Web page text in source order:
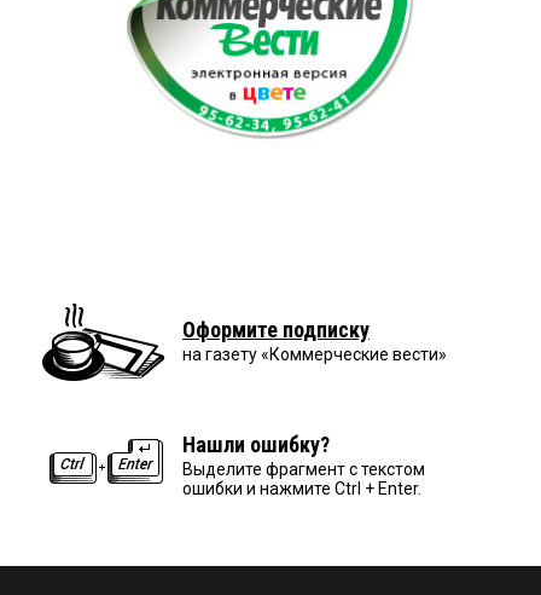
Оформите подписку
на газету «Коммерческие вести»
Нашли ошибку?
Выделите фрагмент с текстом
ошибки и нажмите Ctrl + Enter.